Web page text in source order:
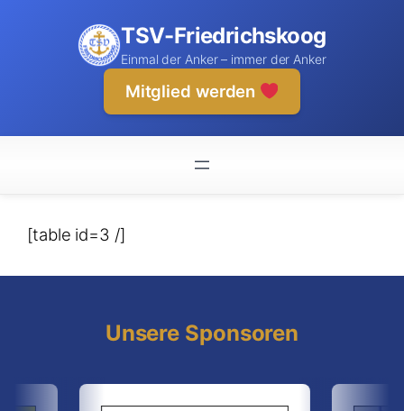
TSV-Friedrichskoog
Einmal der Anker – immer der Anker
Mitglied werden
[table id=3 /]
Unsere Sponsoren